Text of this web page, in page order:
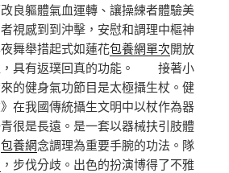
良軀體氣血運轉、讓操練者體驗美
視感到到沖擊，安慰和調理中樞神
舞舉措起式如蓮花包養網單次開放
，具有返璞回真的功能。 接著小
的健身氣功節目是太極攝生杖。健
在我國傳統攝生文明中以杖作為器
很是長遠。是一套以器械扶引肢體
包養網念調理為重要手腕的功法。隊
，步伐分歧。出色的扮演博得了不雅